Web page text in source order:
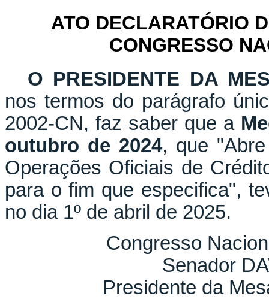
ATO DECLARATÓRIO
CONGRESSO
O PRESIDENTE DA
nos termos do parágrafo
2002-CN, faz saber que a
outubro de 2024, que
Operações Oficiais de
para o fim que especifica",
no dia 1º de abril de 2025.
Congresso
Senador
Presidente da